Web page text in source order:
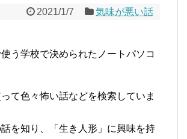
2021/1/7 気味が悪い話
う学校で決められたノートパソコ
て色々怖い話などを検索していま
を知り、「生き人形」に興味を持